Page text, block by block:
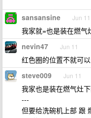
sansansine Jun 11
我家就=也是装在燃气
nevin47 Jun 11
红色圈的位置不就可
steve009 Jun 11
我家也是装在燃气灶
---
但要给洗碗机上部 跟